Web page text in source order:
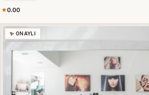
0.00
✨ ONAYLI